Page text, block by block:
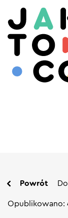
Powrót
Opublikowano: